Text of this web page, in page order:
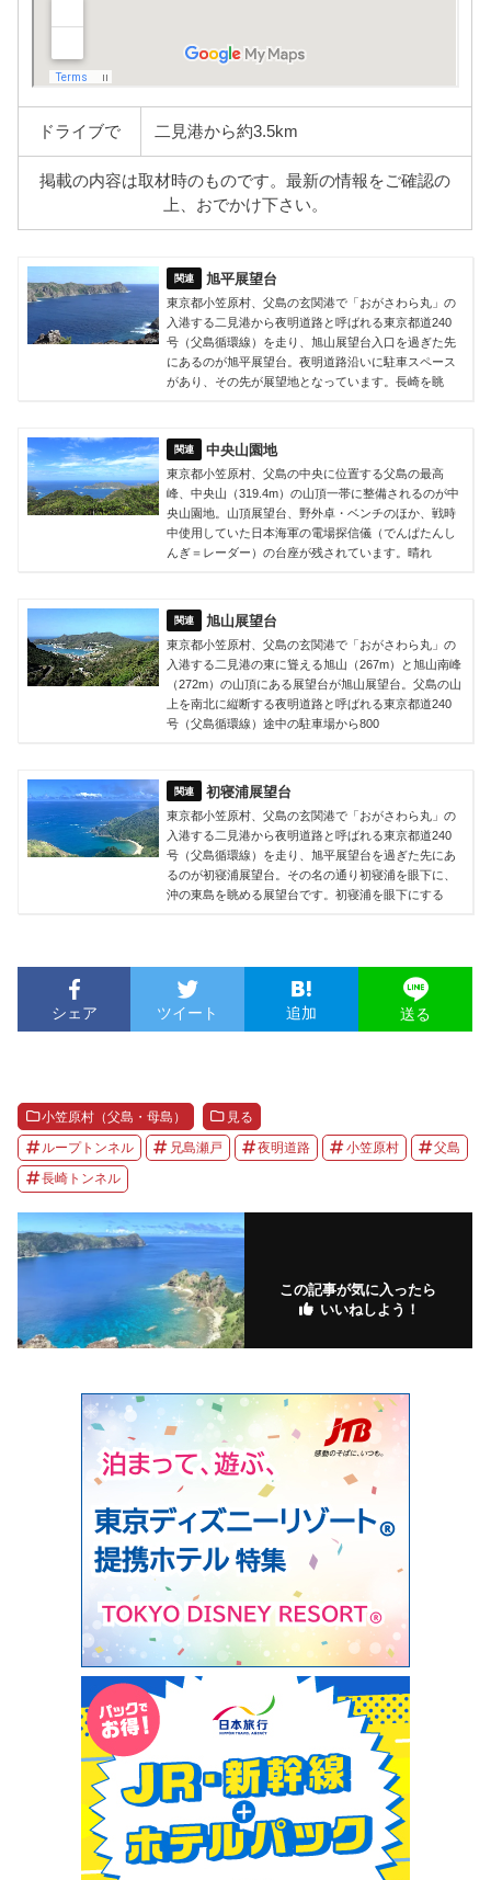
ドライブで 二見港から約3.5km
掲載の内容は取材時のものです。最新の情報をご確認の
上、おでかけ下さい。
旭平展望台
東京都小笠原村、父島の玄関港で「おがさわら丸」の
入港する二見港から夜明道路と呼ばれる東京都道240
号（父島循環線）を走り、旭山展望台入口を過ぎた先
にあるのが旭平展望台。夜明道路沿いに駐車スペース
があり、その先が展望地となっています。長崎を眺
中央山園地
東京都小笠原村、父島の中央に位置する父島の最高
峰、中央山（319.4m）の山頂一帯に整備されるのが中
央山園地。山頂展望台、野外卓・ベンチのほか、戦時
中使用していた日本海軍の電場探信儀（でんぱたんし
んぎ＝レーダー）の台座が残されています。晴れ
旭山展望台
東京都小笠原村、父島の玄関港で「おがさわら丸」の
入港する二見港の東に聳える旭山（267m）と旭山南峰
（272m）の山頂にある展望台が旭山展望台。父島の山
上を南北に縦断する夜明道路と呼ばれる東京都道240
号（父島循環線）途中の駐車場から800
初寝浦展望台
東京都小笠原村、父島の玄関港で「おがさわら丸」の
入港する二見港から夜明道路と呼ばれる東京都道240
号（父島循環線）を走り、旭平展望台を過ぎた先にあ
るのが初寝浦展望台。その名の通り初寝浦を眼下に、
沖の東島を眺める展望台です。初寝浦を眼下にする
シェア ツイート 追加 送る
小笠原村（父島・母島） 見る
ループトンネル 兄島瀬戸 夜明道路 小笠原村 父島
長崎トンネル
この記事が気に入ったら
いいねしよう！